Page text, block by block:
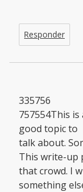
Responder
335756
757554This is
good topic to
talk about.
This write-up
that crowd. I
something